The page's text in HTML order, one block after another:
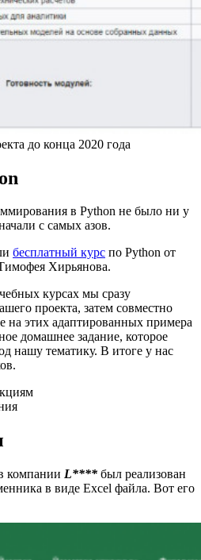
до конца 2020 года
в Python не было ни у
с самых азов.
бесплатный курс по Python от
Хирьянова.
курсах мы сразу
проекта, затем совместно
на этих адаптированных примера
домашнее задание, которое
нашу тематику. В итоге у нас
компании L**** был реализован
в виде Excel файла. Вот его